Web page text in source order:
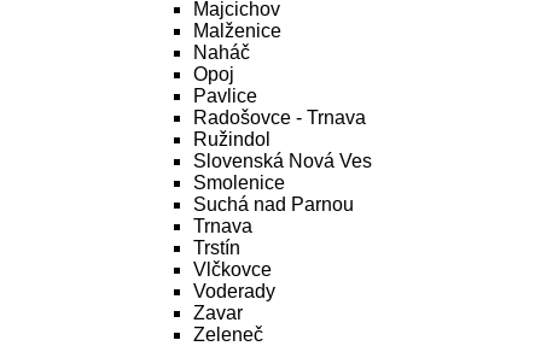
Majcichov
Malženice
Naháč
Opoj
Pavlice
Radošovce - Trnava
Ružindol
Slovenská Nová Ves
Smolenice
Suchá nad Parnou
Trnava
Trstín
Vlčkovce
Voderady
Zavar
Zeleneč